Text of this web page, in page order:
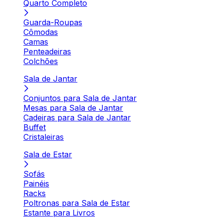
Quarto Completo
Guarda-Roupas
Cômodas
Camas
Penteadeiras
Colchões
Sala de Jantar
Conjuntos para Sala de Jantar
Mesas para Sala de Jantar
Cadeiras para Sala de Jantar
Buffet
Cristaleiras
Sala de Estar
Sofás
Painéis
Racks
Poltronas para Sala de Estar
Estante para Livros